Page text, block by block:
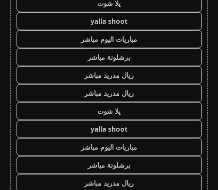
يلا شوت
yalla shoot
مباريات اليوم مباشر
برشلونة مباشر
ريال مدريد مباشر
ريال مدريد مباشر
يلا شوت
yalla shoot
مباريات اليوم مباشر
برشلونة مباشر
ريال مدريد مباشر